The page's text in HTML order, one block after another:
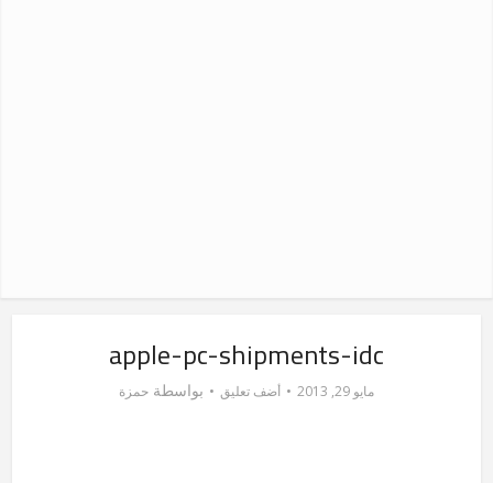
apple-pc-shipments-idc
مايو 29, 2013 أضف تعليق بواسطة حمزة